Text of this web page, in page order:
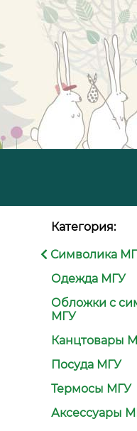
Категория:
Символика
Одежда МГУ
Обложки с
МГУ
Канцтовары
Посуда МГУ
Термосы МГУ
Аксессуары